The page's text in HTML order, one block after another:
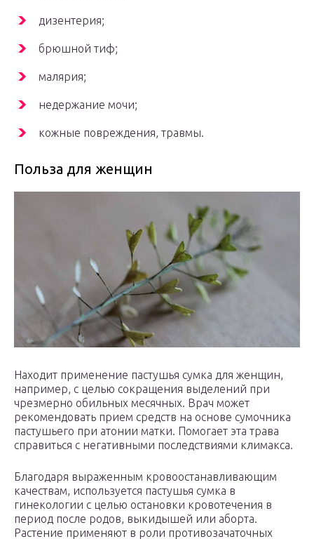
дизентерия;
брюшной тиф;
малярия;
недержание мочи;
кожные повреждения, травмы.
Польза для женщин
Находит применение пастушья сумка для женщин,
например, с целью сокращения выделений при
чрезмерно обильных месячных. Врач может
рекомендовать прием средств на основе сумочника
пастушьего при атонии матки. Помогает эта трава
справиться с негативными последствиями климакса.
Благодаря выраженным кровоостанавливающим
качествам, используется пастушья сумка в
гинекологии с целью остановки кровотечения в
период после родов, выкидышей или аборта.
Растение применяют в роли противозачаточных